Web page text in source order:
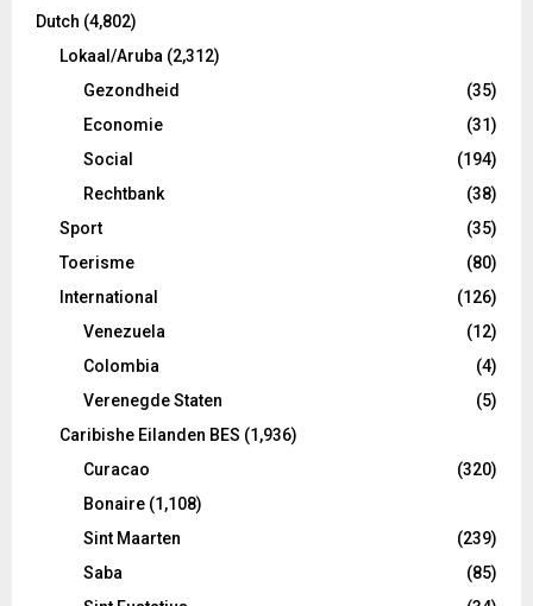
Dutch (4,802)
Lokaal/Aruba (2,312)
Gezondheid
(35)
Economie
(31)
Social
(194)
Rechtbank
(38)
Sport
(35)
Toerisme
(80)
International
(126)
Venezuela
(12)
Colombia
(4)
Verenegde Staten
(5)
Caribishe Eilanden BES (1,936)
Curacao
(320)
Bonaire (1,108)
Sint Maarten
(239)
Saba
(85)